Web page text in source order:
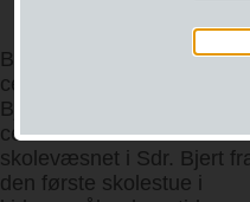
Bogen blev præsenteret
centralskolens aula
Bjert – fra landsbyskoler til
centralskole” fortæller om
skolevæsnet i Sdr. Bjert
den første skolestue i